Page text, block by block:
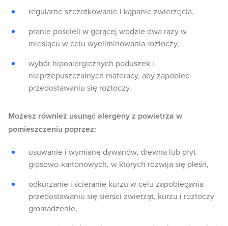
regularne szczotkowanie i kąpanie zwierzęcia,
pranie pościeli w gorącej wodzie dwa razy w
miesiącu w celu wyeliminowania roztoczy,
wybór hipoalergicznych poduszek i
nieprzepuszczalnych materacy, aby zapobiec
przedostawaniu się roztoczy.
Możesz również usunąć alergeny z powietrza w
pomieszczeniu poprzez:
usuwanie i wymianę dywanów, drewna lub płyt
gipsowo-kartonowych, w których rozwija się pleśń,
odkurzanie i ścieranie kurzu w celu zapobiegania
przedostawaniu się sierści zwierząt, kurzu i roztoczy
gromadzenie,